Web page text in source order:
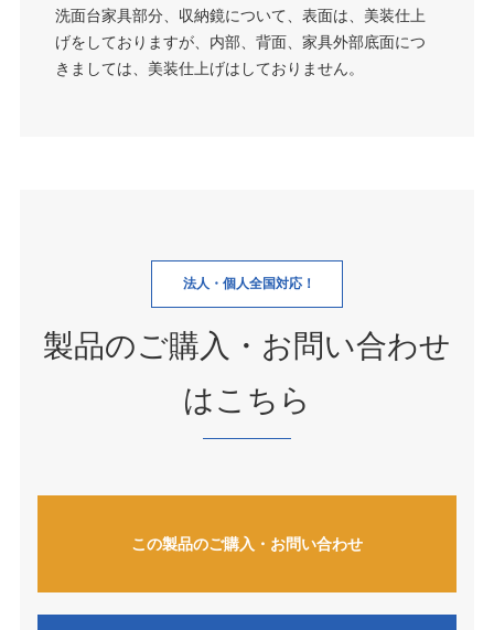
洗面台家具部分、収納鏡について、表面は、美装仕上
げをしておりますが、内部、背面、家具外部底面につ
きましては、美装仕上げはしておりません。
法人・個人全国対応！
製品のご購入・お問い合わせ
はこちら
この製品のご購入・お問い合わせ